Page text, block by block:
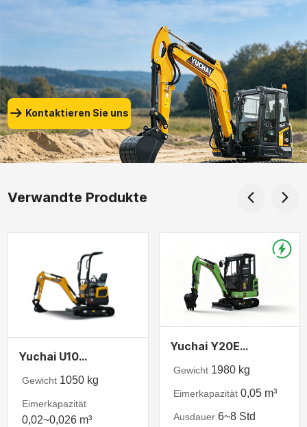
ebenfalls Guo Deming,
Heavy Industry nahmen an
der Zeremonie teil.
Kontaktieren Sie uns
Verwandte Produkte
Yuchai U10
Minibagger
Gewicht 1050 kg
Eimerkapazität
0,02~0,026 m³
Yuchai Y20E
Elektrobagger
Gewicht 1980 kg
Eimerkapazität 0,05 m³
Ausdauer 6~8 Std